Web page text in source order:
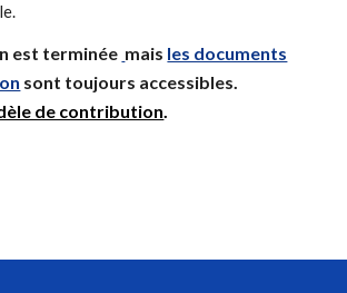
est terminée mais les documents
sont toujours accessibles.
de contribution